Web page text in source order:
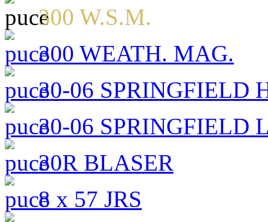
300 W.S.M.
300 WEATH. MAG.
30-06 SPRINGFIELD
30-06 SPRINGFIELD
30R BLASER
8 x 57 JRS